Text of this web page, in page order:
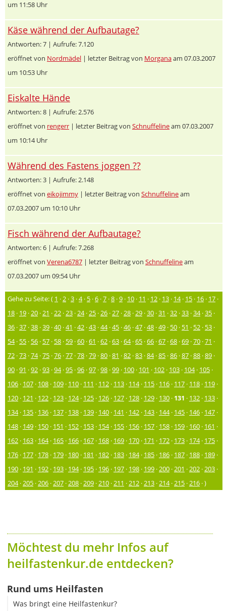
um 11:58 Uhr
Käse während der Aufbautage?
Antworten: 7 | Aufrufe: 7.120
eröffnet von Nordmädel | letzter Beitrag von Morganaam 07.03.2007
um 10:53 Uhr
Eiskalte Hände
Antworten: 8 | Aufrufe: 2.576
eröffnet von rengerr | letzter Beitrag von Schnuffelineam 07.03.2007
um 10:14 Uhr
Während des Fastens joggen ??
Antworten: 3 | Aufrufe: 2.148
eröffnet von eikojimmy | letzter Beitrag von Schnuffelineam
07.03.2007 um 10:10 Uhr
Fisch während der Aufbautage?
Antworten: 6 | Aufrufe: 7.268
eröffnet von Verena6787 | letzter Beitrag von Schnuffelineam
07.03.2007 um 09:54 Uhr
Gehe zu Seite: ( 1 ·2 ·3 ·4· 5 ·6 ·7 ·8 ·9 · 10 · 11 · 12 · 13 · 14· 15 · 16 · 17 ·
18 · 19 ·20 ·21 ·22 ·23 ·24·25 ·26 ·27 ·28 ·29 ·30 ·31 ·32 ·33 ·34·35 ·
36 ·37 ·38 ·39 ·40 ·41 ·42 ·43 ·44·45 ·46 ·47 ·48 ·49 · 50 · 51 · 52 · 53 ·
54· 55 · 56 · 57 · 58 · 59 ·60 ·61 ·62 ·63 ·64·65 ·66 ·67 ·68 ·69 ·70 ·71 ·
72 ·73 ·74·75 ·76 ·77 ·78 ·79 ·80 ·81 ·82 ·83 ·84·85 ·86 ·87 ·88 ·89 ·
90 ·91 ·92 ·93 ·94·95 ·96 ·97 ·98 ·99 · 100 · 101 · 102 · 103 · 104· 105 ·
106 · 107 · 108 · 109 · 110 · 111 · 112 · 113 · 114· 115 · 116 · 117 · 118 · 119 ·
120 · 121 · 122 · 123 · 124· 125 · 126 · 127 · 128 · 129 · 130 · 131 · 132 · 133 ·
134· 135 · 136 · 137 · 138 · 139 · 140 · 141 · 142 · 143 · 144· 145 · 146 · 147 ·
148 · 149 · 150 · 151 · 152 · 153 · 154· 155 · 156 · 157 · 158 · 159 · 160 · 161 ·
162 · 163 · 164· 165 · 166 · 167 · 168 · 169 · 170 · 171 · 172 · 173 · 174· 175 ·
176 · 177 · 178 · 179 · 180 · 181 · 182 · 183 · 184· 185 · 186 · 187 · 188 · 189 ·
190 · 191 · 192 · 193 · 194· 195 · 196 · 197 · 198 · 199 ·200 ·201 ·202 ·203 ·
204·205 ·206 ·207 ·208 ·209 ·210 ·211 ·212 ·213 ·214·215 ·216 · )
Möchtest du mehr Infos auf
heilfastenkur.de entdecken?
Rund ums Heilfasten
Was bringt eine Heilfastenkur?